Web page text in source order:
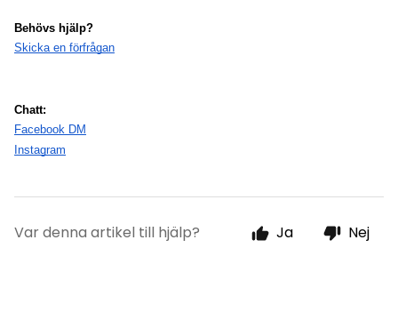
Behövs hjälp?
Skicka en förfrågan
Chatt:
Facebook DM
Instagram
Var denna artikel till hjälp? Ja Nej